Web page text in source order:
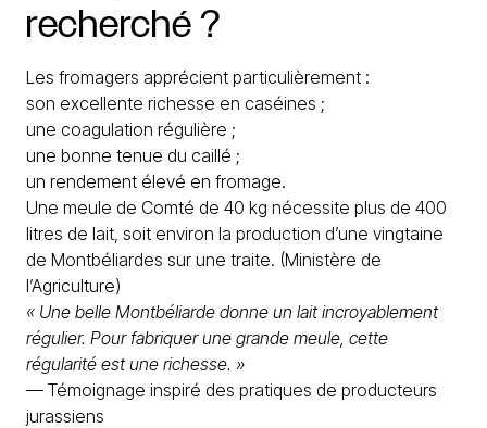
recherché ?
Les fromagers apprécient particulièrement :
son excellente richesse en caséines ;
une coagulation régulière ;
une bonne tenue du caillé ;
un rendement élevé en fromage.
Une meule de Comté de 40 kg nécessite plus de 400
litres de lait, soit environ la production d’une vingtaine
de Montbéliardes sur une traite. (Ministère de
l’Agriculture)
« Une belle Montbéliarde donne un lait incroyablement
régulier. Pour fabriquer une grande meule, cette
régularité est une richesse. »
— Témoignage inspiré des pratiques de producteurs
jurassiens